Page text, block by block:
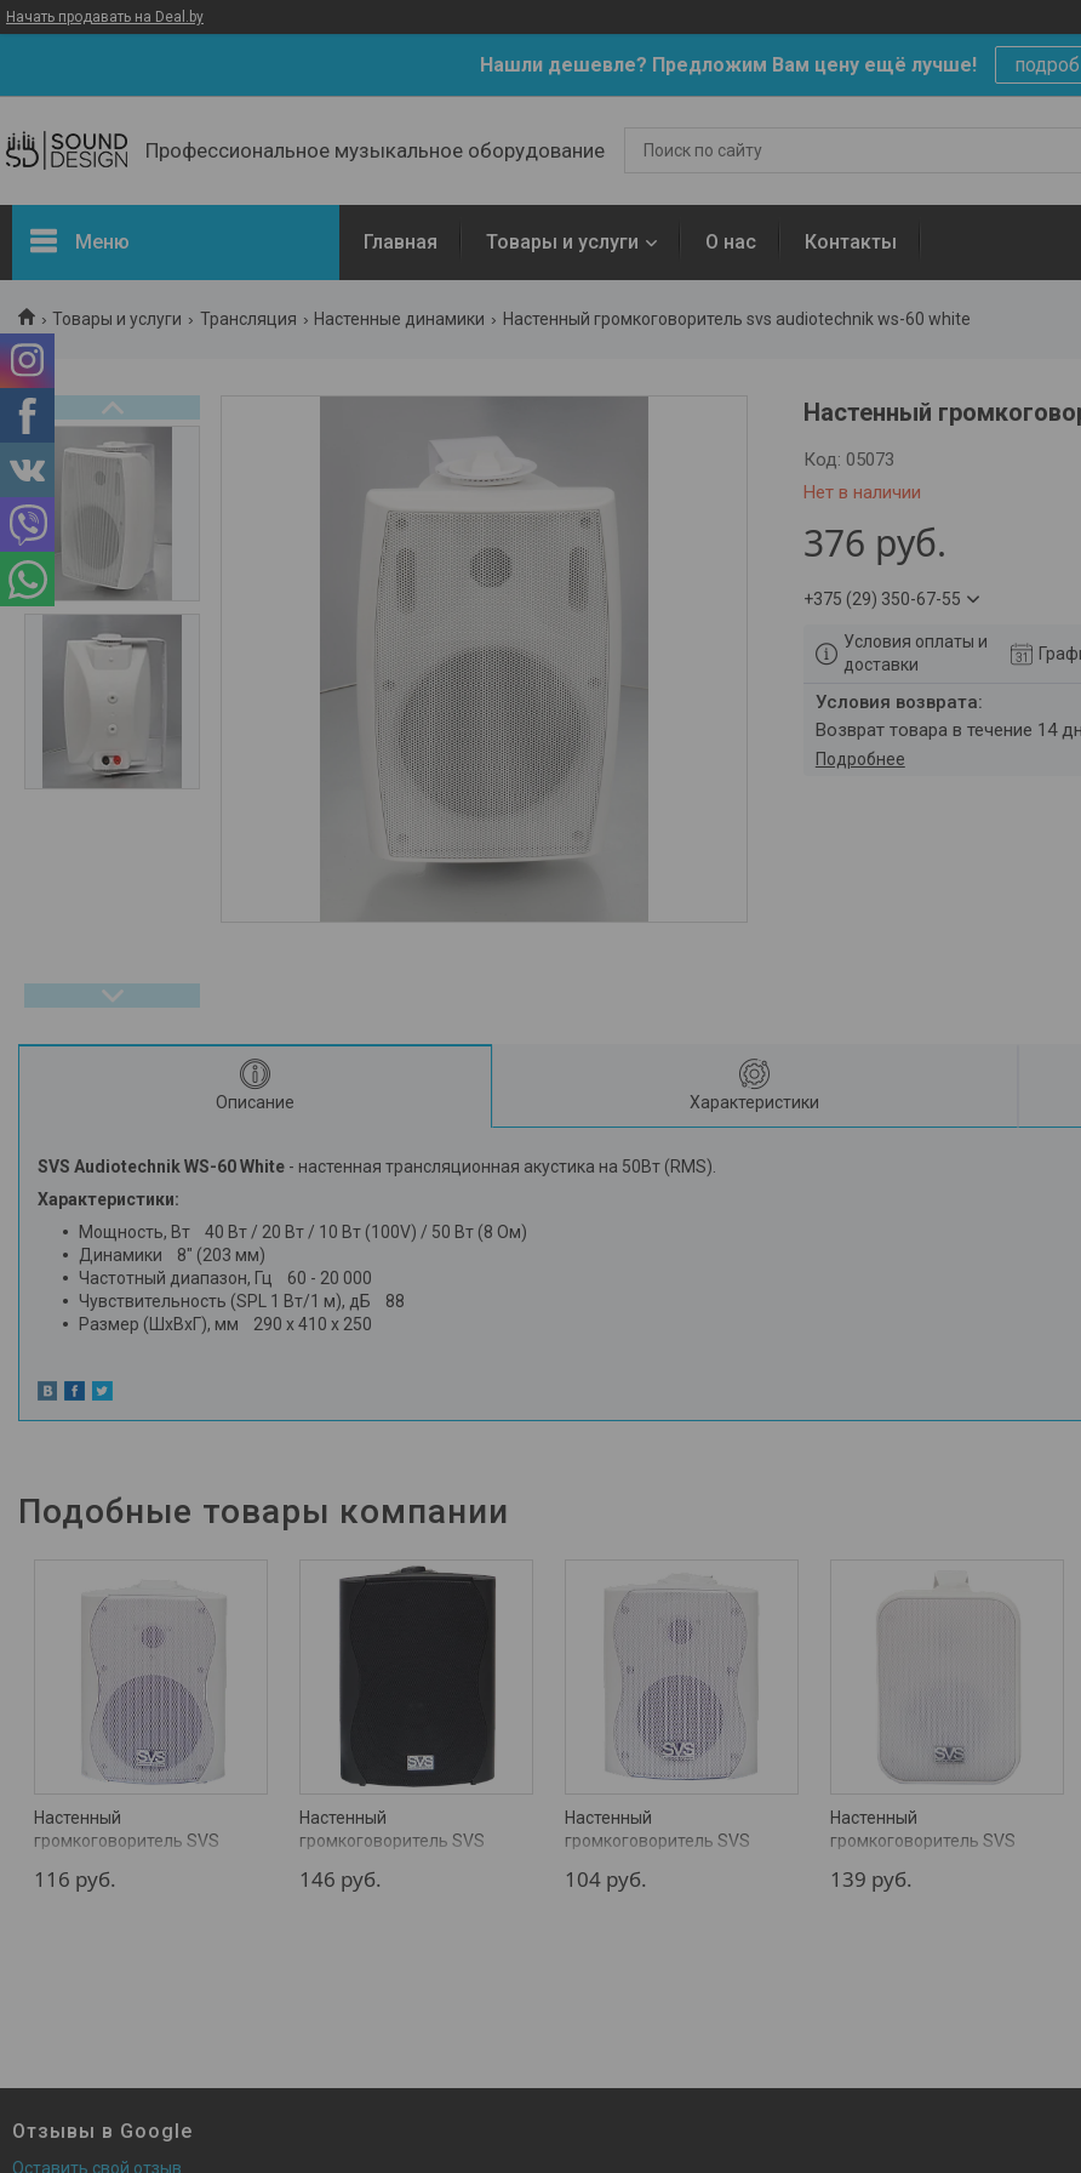
Начать продавать на Deal.by
Нашли дешевле? Предложим Вам цену ещё лучше!
Профессиональное музыкальное оборудование
Меню Главная Товары и услуги О нас Контакты
Товары и услуги Трансляция Настенные динамики Настенный громкоговоритель svs audiotechnik ws-60 white
Настенный
Нет в наличии
Код: 05073
376 руб.
+375 (29) 350-67-55
Условия оплаты и
доставки
возврат товара в течение 14
Подробнее
Описание Характеристики
SVS Audiotechnik WS-60 White - настенная трансляционная акустика на 50Вт (RMS).
Характеристики:
Мощность, Вт 40 Вт / 20 Вт / 10 Вт (100V) / 50 Вт (8 Ом)
Динамики 8" (203 мм)
Частотный диапазон, Гц 60 - 20 000
Чувствительность (SPL 1 Вт/1 м), дБ 88
Размер (ШхВхГ), мм 290 х 410 х 250
Подобные товары компании
Настенный
громкоговоритель SVS
116 руб.
Настенный
громкоговоритель SVS
146 руб.
Настенный
громкоговоритель SVS
104 руб.
Настенный
громкоговоритель SVS
139 руб.
Отзывы в Google
Оставить свой отзыв